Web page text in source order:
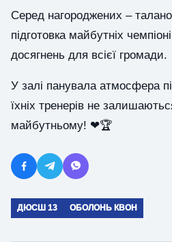
Серед нагороджених –
підготовка майбутніх
досягнень для всієї громади.
У залі панувала атмосфера
їхніх тренерів не
майбутньому! ❤🏆
ДЮСШ 13 ОБОЛОНЬ КВОН